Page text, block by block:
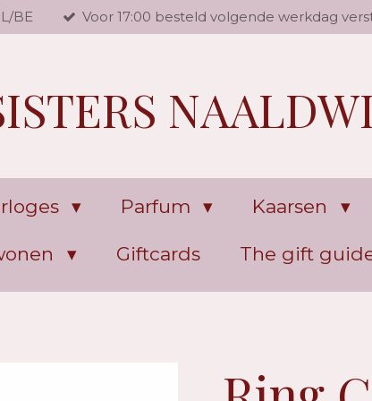
BE Voor 17:00 besteld volgende werkdag
Parfum Kaarsen
Giftcards The gift